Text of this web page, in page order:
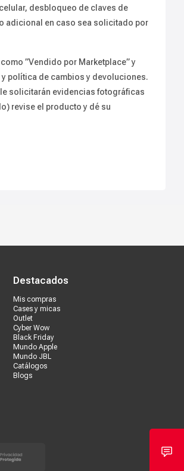
desbloqueo de claves de
adicional en caso sea solicitado por
”Vendido por Marketplace” y
política de cambios y devoluciones.
solicitarán evidencias fotográficas
revise el producto y dé su
Destacados
Mis compras
Cases y micas
Outlet
Cyber Wow
Black Friday
Mundo Apple
Mundo JBL
Catálogos
Blogs